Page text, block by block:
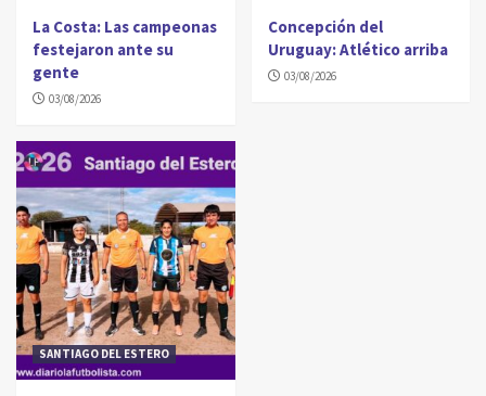
La Costa: Las campeonas
festejaron ante su
gente
03/08/2026
Concepción del
Uruguay: Atlético arriba
03/08/2026
SANTIAGO DEL ESTERO